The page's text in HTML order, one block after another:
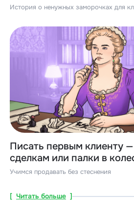
История о ненужных заморочках для
Писать первым клиенту —
сделкам или палки в
Учимся продавать без стеснения
[ Читать больше ]